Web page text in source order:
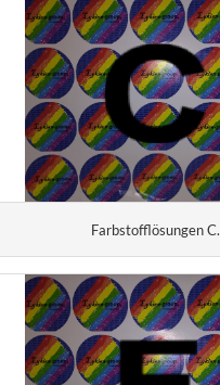
Farbstofflösungen C.